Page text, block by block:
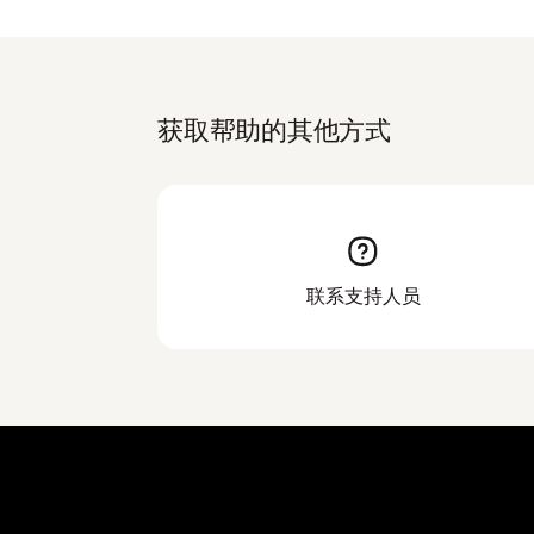
获取帮助的其他方式
联系支持人员